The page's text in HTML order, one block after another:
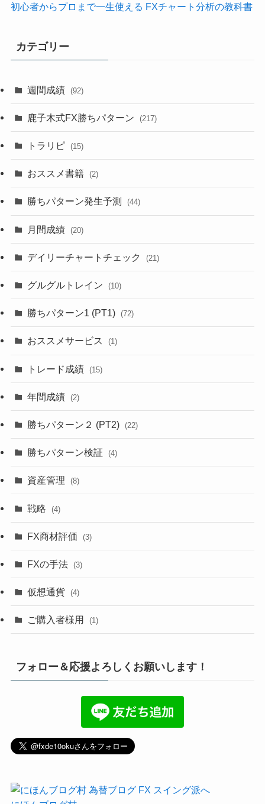
初心者からプロまで一生使える FXチャート分析の教科書
カテゴリー
週間成績 (92)
鹿子木式FX勝ちパターン (217)
トラリピ (15)
おススメ書籍 (2)
勝ちパターン発生予測 (44)
月間成績 (20)
デイリーチャートチェック (21)
グルグルトレイン (10)
勝ちパターン1 (PT1) (72)
おススメサービス (1)
トレード成績 (15)
年間成績 (2)
勝ちパターン２ (PT2) (22)
勝ちパターン検証 (4)
資産管理 (8)
戦略 (4)
FX商材評価 (3)
FXの手法 (3)
仮想通貨 (4)
ご購入者様用 (1)
フォロー＆応援よろしくお願いします！